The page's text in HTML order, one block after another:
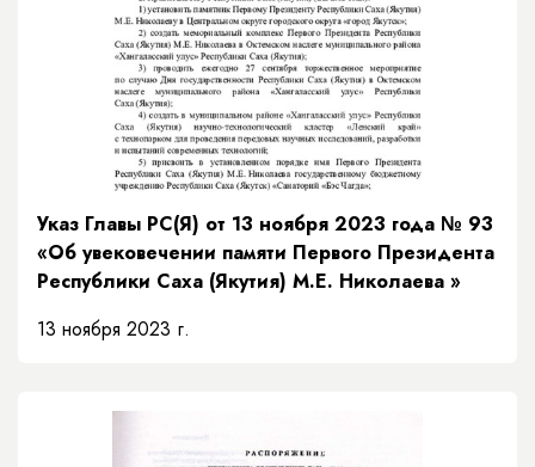
Указ Главы РС(Я) от 13 ноября 2023 года № 93
«Об увековечении памяти Первого Президента
Республики Саха (Якутия) М.Е. Николаева »
13 ноября 2023 г.